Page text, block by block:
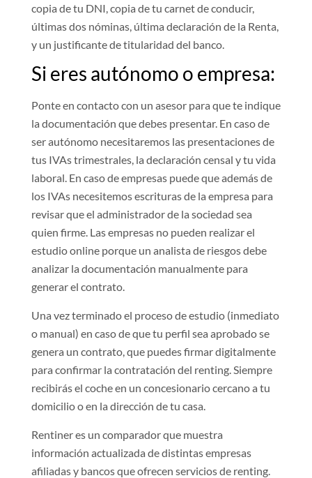
copia de tu DNI, copia de tu carnet de conducir,
últimas dos nóminas, última declaración de la Renta,
y un justificante de titularidad del banco.
Si eres autónomo o empresa:
Ponte en contacto con un asesor para que te indique
la documentación que debes presentar. En caso de
ser autónomo necesitaremos las presentaciones de
tus IVAs trimestrales, la declaración censal y tu vida
laboral. En caso de empresas puede que además de
los IVAs necesitemos escrituras de la empresa para
revisar que el administrador de la sociedad sea
quien firme. Las empresas no pueden realizar el
estudio online porque un analista de riesgos debe
analizar la documentación manualmente para
generar el contrato.
Una vez terminado el proceso de estudio (inmediato
o manual) en caso de que tu perfil sea aprobado se
genera un contrato, que puedes firmar digitalmente
para confirmar la contratación del renting. Siempre
recibirás el coche en un concesionario cercano a tu
domicilio o en la dirección de tu casa.
Rentiner es un comparador que muestra
información actualizada de distintas empresas
afiliadas y bancos que ofrecen servicios de renting.